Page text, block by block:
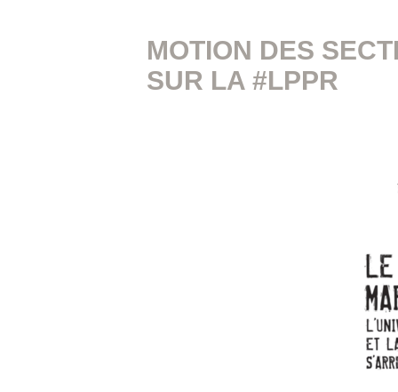
MOTION DES
SUR LA #LPPR